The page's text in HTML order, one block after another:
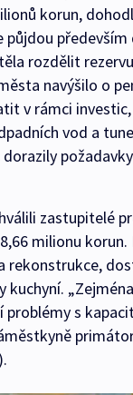
korun,
půjdou
rozdělit
navýšilo o
v rámci
vod a
zastupitelé
milionu korun.
rekonstrukce,
kuchyní.
s